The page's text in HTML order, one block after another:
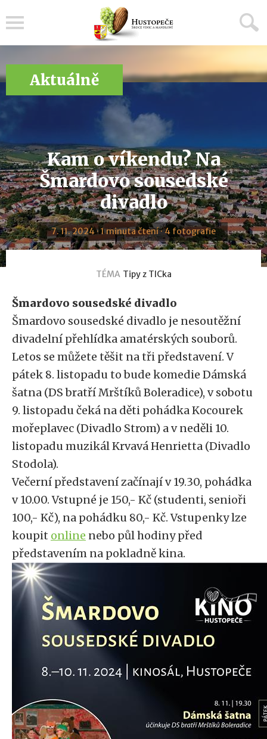
Aktuálně
Kam o víkendu? Na
Šmardovo sousedské
divadlo
7. 11. 2024 · 1 minuta čtení · 4 fotografie
TÉMA Tipy z TICka
Šmardovo sousedské divadlo
Šmardovo sousedské divadlo je nesoutěžní
divadelní přehlídka amatérských souborů.
Letos se můžete těšit na tři představení. V
pátek 8. listopadu to bude komedie Dámská
šatna (DS bratří Mrštíků Boleradice), v sobotu
9. listopadu čeká na děti pohádka Kocourek
mořeplavec (Divadlo Strom) a v neděli 10.
listopadu muzikál Krvavá Henrietta (Divadlo
Stodola).
Večerní představení začínají v 19.30, pohádka
v 10.00. Vstupné je 150,- Kč (studenti, senioři
100,- Kč), na pohádku 80,- Kč. Vstupenky lze
koupit online nebo půl hodiny před
představením na pokladně kina.